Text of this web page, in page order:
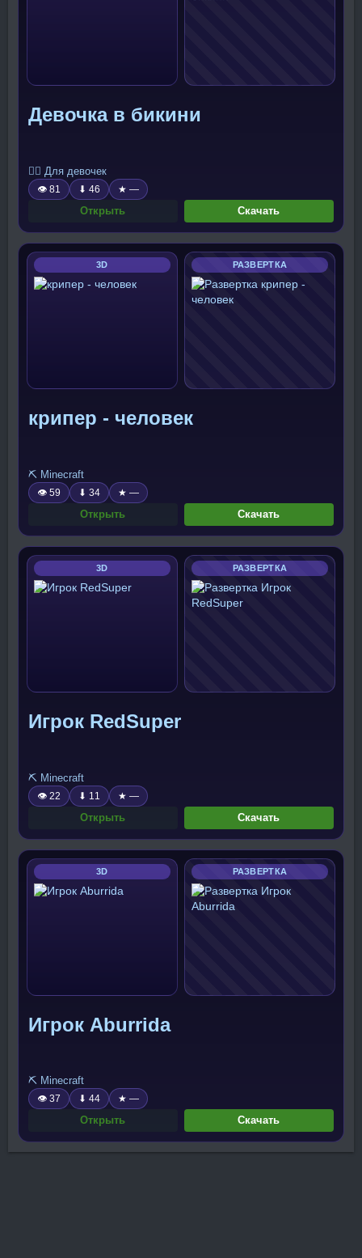
Девочка в бикини
🧍‍♀️ Для девочек
👁 81 ⬇ 46 ★ —
Открыть Скачать
3D РАЗВЕРТКА
крипер - человек
⛏️ Minecraft
👁 59 ⬇ 34 ★ —
Открыть Скачать
3D РАЗВЕРТКА
Игрок RedSuper
⛏️ Minecraft
👁 22 ⬇ 11 ★ —
Открыть Скачать
3D РАЗВЕРТКА
Игрок Aburrida
⛏️ Minecraft
👁 37 ⬇ 44 ★ —
Открыть Скачать